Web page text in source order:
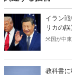
イラン
リカの
米国が中
教科書